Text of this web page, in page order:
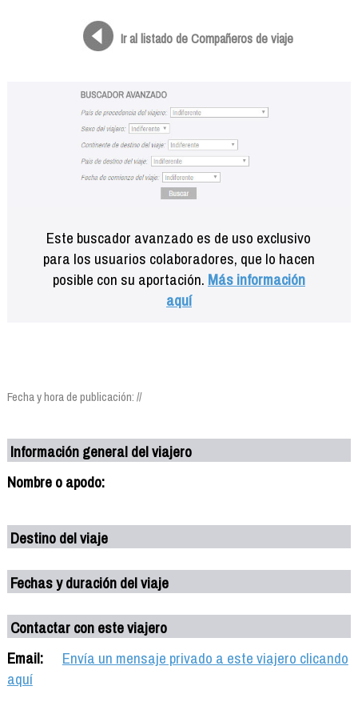
Ir al listado de Compañeros de viaje
Este buscador avanzado es de uso exclusivo
para los usuarios colaboradores, que lo hacen
posible con su aportación. Más información
aquí
Fecha y hora de publicación: //
Información general del viajero
Nombre o apodo:
Destino del viaje
Fechas y duración del viaje
Contactar con este viajero
Email:
Envía un mensaje privado a este viajero clicando
aquí